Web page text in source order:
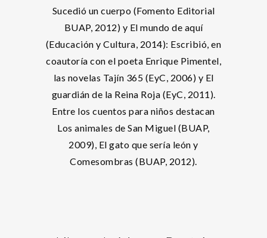
Sucedió un cuerpo (Fomento Editorial
BUAP, 2012) y El mundo de aquí
(Educación y Cultura, 2014): Escribió, en
coautoría con el poeta Enrique Pimentel,
las novelas Tajín 365 (EyC, 2006) y El
guardián de la Reina Roja (EyC, 2011).
Entre los cuentos para niños destacan
Los animales de San Miguel (BUAP,
2009), El gato que sería león y
Comesombras (BUAP, 2012).